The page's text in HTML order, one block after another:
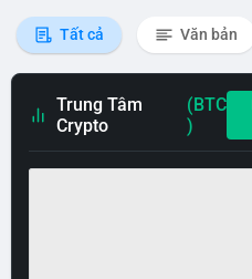
Tất cả Văn bản
Trung Tâm
Crypto
(BTC
)